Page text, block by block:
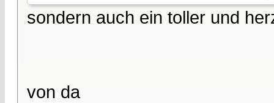
sondern auch ein toller und
von da